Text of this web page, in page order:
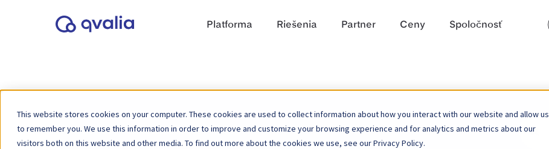
This website stores cookies on your computer. These cookies are used to collect information about how you interact with our website and allow us
to remember you. We use this information in order to improve and customize your browsing experience and for analytics and metrics about our
visitors both on this website and other media. To find out more about the cookies we use, see our Privacy Policy.
Platforma Riešenia Partner Ceny Spoločnosť
Hľadať
Domov Základňa znalostí Peppol